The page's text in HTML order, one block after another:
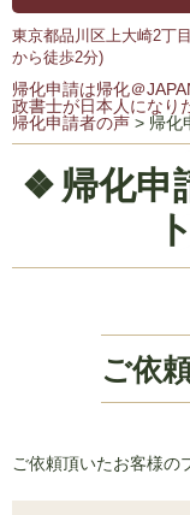
東京都品川区上大崎2丁
から徒歩2分)
帰化申請は帰化＠
政書士が日本人になり
帰化申請者の声 > 帰化
帰化申
ご依
ご依頼頂いたお客様の